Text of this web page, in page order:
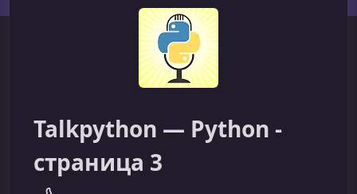
Talkpython — Python -
страница 3